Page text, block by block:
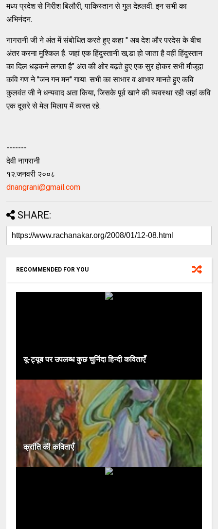
मध्य प्रदेश से गिरीश बिलौरी, पाकिस्तान से गुल देहलवी. इन सभी का
अभिनंदन.
नागरानी जी ने अंत में संबोधित करते हुए कहा " अब देश और परदेस के बीच
अंतर करना मुश्किल है. जहां एक हिंदुस्तानी ख,डा हो जाता है वहीं हिंदुस्तान
का दिल धड़कने लगता है" अंत की ओर बढ़ते हुए एक सुर होकर सभी मौजूदा
कवि गण ने "जन गन मन" गाया. सभी का साभार व आभार मानते हुए कवि
कुलवंत जी ने धन्यवाद अता किया, जिसके पूर्व खाने की व्यवस्था रही जहां कवि
एक दूसरे से मेल मिलाप में व्यस्त रहे.
-------
देवी नागरानी
१२.जनवरी २००८
dnangrani@gmail.com
SHARE:
RECOMMENDED FOR YOU
यू-ट्यूब पर उपलब्ध कुछ चुनिंदा हिन्दी कविताएँ
क्रांति की कविताएँ